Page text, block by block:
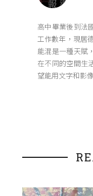
高中畢業後到法
工作數年，現居
能混是一種天賦
在不同的空間生
望能用文字和影